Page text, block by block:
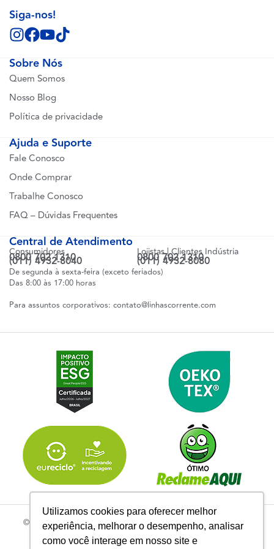
Utilizamos cookies para oferecer melhor
experiência, melhorar o desempenho, analisar
como você interage em nosso site e
Sobre Nós
Quem Somos
Nosso Blog
Política de privacidade
Ajuda e Suporte
Fale Conosco
Onde Comprar
Trabalhe Conosco
FAQ – Dúvidas Frequentes
Central de Atendimento
Consumidores
0800 702 1310
(011) 4932-8040
Lojistas | Clientes Indústria
0800 702 1310
(011) 4932-8080
De segunda à sexta-feira (exceto feriados)
Das 8:00 às 17:00 horas
Para assuntos corporativos: contato@linhascorrente.com
Siga-nos!
© 2026 | Todos os Direitos Reservados Linhas Corrente - CNPJ
R. do Manifesto, 705 - Ipiranga, São Paulo - SP, 04209-000